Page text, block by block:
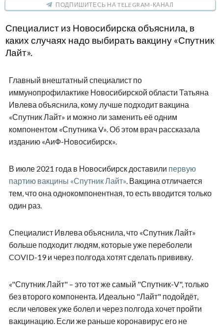
ПОДПИШИТЕСЬ НА TELEGRAM-КАНАЛ
Специалист из Новосибирска объяснила, в
каких случаях надо выбирать вакцину «Спутник
Лайт».
Главный внештатный специалист по
иммунопрофилактике Новосибирской области Татьяна
Ивлева объяснила, кому лучше подходит вакцина
«Спутник Лайт» и можно ли заменить её одним
компонентом «Спутника V». Об этом врач рассказала
изданию «АиФ-Новосибирск».
В июле 2021 года в Новосибирск доставили первую
партию вакцины «Спутник Лайт». Вакцина отличается
тем, что она однокомпонентная, то есть вводится только
один раз.
Специалист Ивлева объяснила, что «Спутник Лайт»
больше подходит людям, которые уже переболели
COVID-19 и через полгода хотят сделать прививку.
«"Спутник Лайт" – это тот же самый "Спутник-V", только
без второго компонента. Идеально "Лайт" подойдёт,
если человек уже болел и через полгода хочет пройти
вакцинацию. Если же раньше коронавирус его не